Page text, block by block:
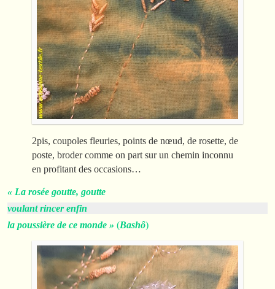
2pis, coupoles fleuries, points de nœud, de rosette, de
poste, broder comme on part sur un chemin inconnu
en profitant des occasions…
« La rosée goutte, goutte
voulant rincer enfin
la poussière de ce monde » (Bashô)